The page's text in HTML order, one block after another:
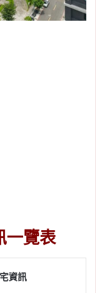
一覽表
資訊